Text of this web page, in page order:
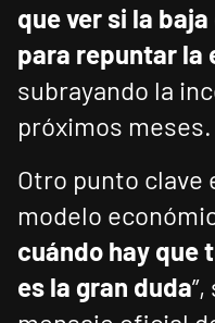
que ver si la
para repuntar la
subrayando la
próximos meses.
Otro punto clave
modelo
cuándo hay que
es la gran duda